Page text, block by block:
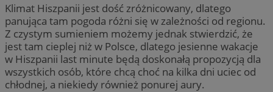
Klimat Hiszpanii jest dość zróżnicowany, dlatego
panująca tam pogoda różni się w zależności od regionu.
Z czystym sumieniem możemy jednak stwierdzić, że
jest tam cieplej niż w Polsce, dlatego jesienne wakacje
w Hiszpanii last minute będą doskonałą propozycją dla
wszystkich osób, które chcą choć na kilka dni uciec od
chłodnej, a niekiedy również ponurej aury.